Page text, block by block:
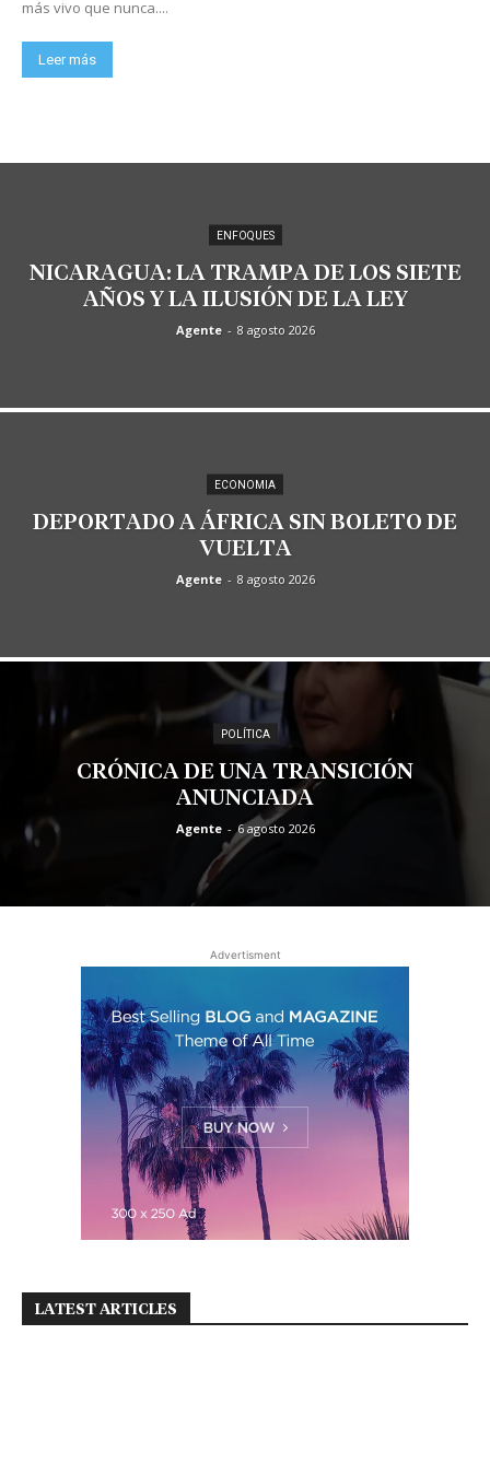
más vivo que nunca....
Leer más
ENFOQUES
NICARAGUA: LA TRAMPA DE LOS SIETE
AÑOS Y LA ILUSIÓN DE LA LEY
Agente - 8 agosto 2026
ECONOMIA
DEPORTADO A ÁFRICA SIN BOLETO DE
VUELTA
Agente - 8 agosto 2026
POLÍTICA
CRÓNICA DE UNA TRANSICIÓN
ANUNCIADA
Agente - 6 agosto 2026
Advertisment
LATEST ARTICLES